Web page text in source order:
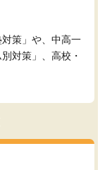
策」や、中高一
対策」、高校・